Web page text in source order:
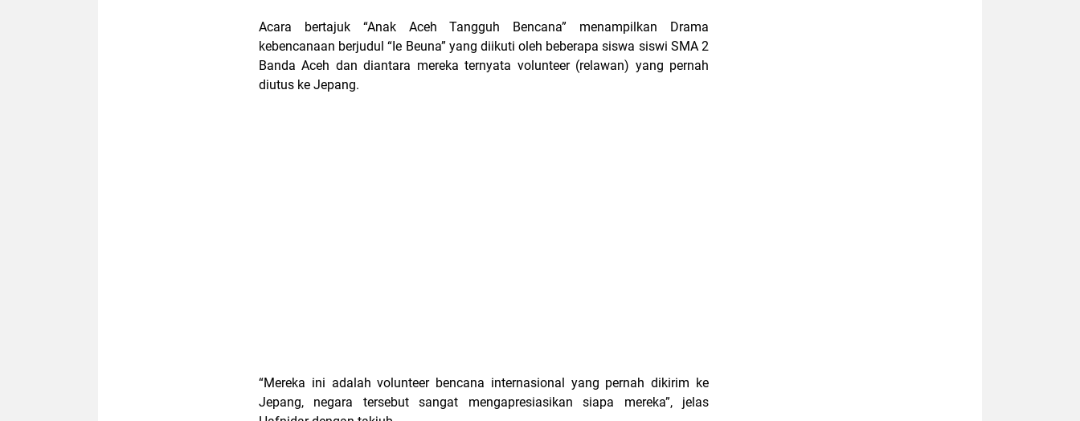
Acara bertajuk “Anak Aceh Tangguh Bencana” menampilkan Drama
kebencanaan berjudul “Ie Beuna” yang diikuti oleh beberapa siswa siswi SMA 2
Banda Aceh dan diantara mereka ternyata volunteer (relawan) yang pernah
diutus ke Jepang.
“Mereka ini adalah volunteer bencana internasional yang pernah dikirim ke
Jepang, negara tersebut sangat mengapresiasikan siapa mereka”, jelas